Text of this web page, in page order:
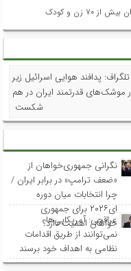
زن و کودک
پدافند هوایی اسرائیل زیر
موشک‌های قدرتمند ایران در هم
شکست
نگرانی جمهوری‌خواهان از
«ضعف ترامپ» در برابر ایران /
چرا انتخابات میان دوره
ای۲۰۲۶ برای جمهوری
خواهان اهمیت دارد؟
عراقچی: آمریکایی‌ها
نمی‌توانند از طریق اقدامات
نظامی به اهداف خود برسند